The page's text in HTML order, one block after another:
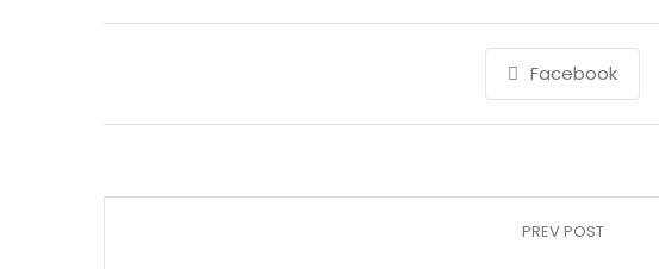
Facebook
PREV POST